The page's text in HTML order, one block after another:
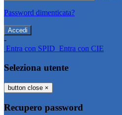
Password dimenticata?
-
Entra con SPID Entra con CIE
Seleziona utente
button close ×
Recupero password